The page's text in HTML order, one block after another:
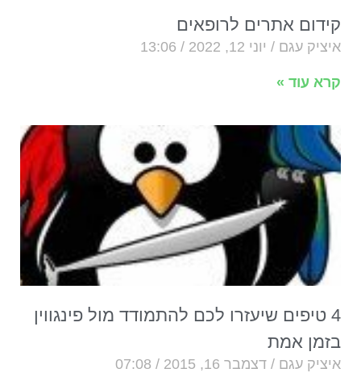
קידום אתרים לרופאים
איציק עגם יוני 12, 2022
קרא עוד »
4 טיפים שיעזרו לכם להתמודד מול פינגווין
בזמן אמת
איציק עגם דצמבר 16, 2015